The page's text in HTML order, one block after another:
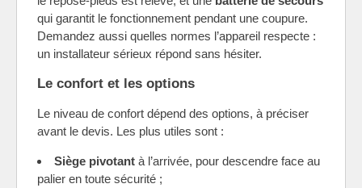
qui garantit le fonctionnement pendant une coupure.
Demandez aussi quelles normes l’appareil respecte :
un installateur sérieux répond sans hésiter.
Le confort et les options
Le niveau de confort dépend des options, à préciser
avant le devis. Les plus utiles sont :
Siège pivotant à l’arrivée, pour descendre face au
palier en toute sécurité ;